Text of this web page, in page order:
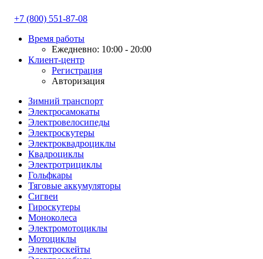
+7 (800) 551-87-08
Время работы
Ежедневно: 10:00 - 20:00
Клиент-центр
Регистрация
Авторизация
Зимний транспорт
Электросамокаты
Электровелосипеды
Электроскутеры
Электроквадроциклы
Квадроциклы
Электротрициклы
Гольфкары
Тяговые аккумуляторы
Сигвеи
Гироскутеры
Моноколеса
Электромотоциклы
Мотоциклы
Электроскейты